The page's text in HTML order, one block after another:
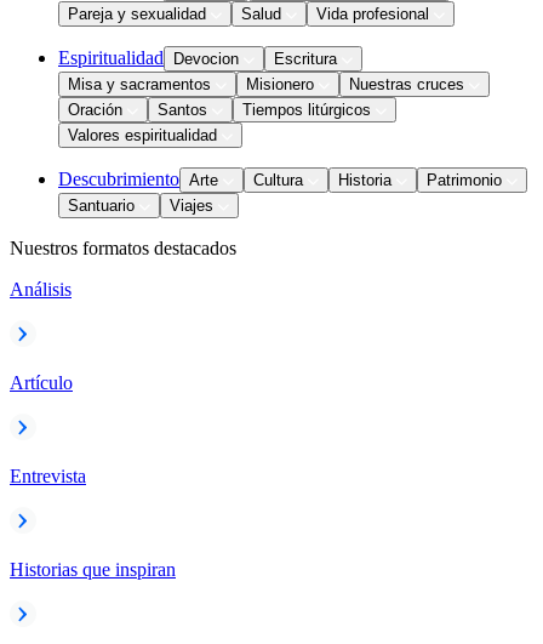
Pareja y sexualidad
Salud Vida profesional
Espiritualidad Devocion
Escritura
Misa y sacramentos
Misionero
Nuestras cruces
Oración
Santos
Tiempos litúrgicos
Valores espiritualidad
Descubrimiento Arte Cultura Historia
Patrimonio
Santuario
Viajes
Nuestros formatos destacados
Análisis
Artículo
Entrevista
Historias que inspiran